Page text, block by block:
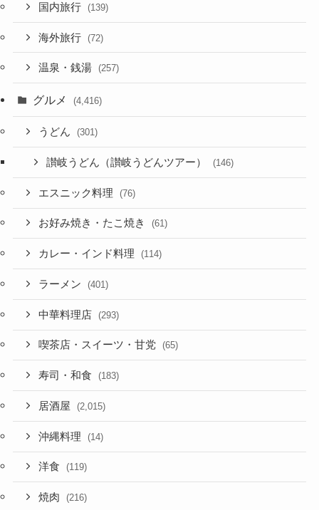
国内旅行 (139)
海外旅行 (72)
温泉・銭湯 (257)
グルメ (4,416)
うどん (301)
讃岐うどん（讃岐うどんツアー） (146)
エスニック料理 (76)
お好み焼き・たこ焼き (61)
カレー・インド料理 (114)
ラーメン (401)
中華料理店 (293)
喫茶店・スイーツ・甘党 (65)
寿司・和食 (183)
居酒屋 (2,015)
沖縄料理 (14)
洋食 (119)
焼肉 (216)